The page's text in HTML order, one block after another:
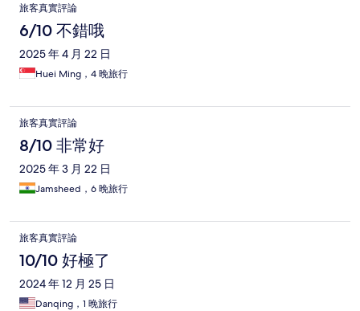
旅客真實評論
6/10 不錯哦
2025 年 4 月 22 日
Huei Ming，4 晚旅行
旅客真實評論
8/10 非常好
2025 年 3 月 22 日
Jamsheed，6 晚旅行
旅客真實評論
10/10 好極了
2024 年 12 月 25 日
Danqing，1 晚旅行